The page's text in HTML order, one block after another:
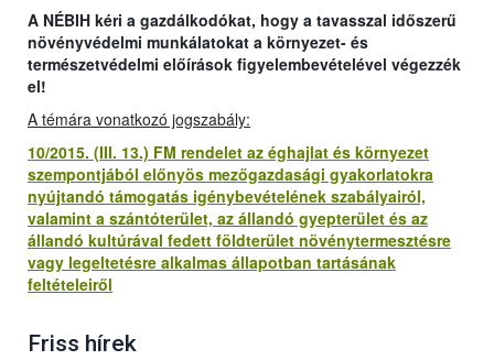
A NÉBIH kéri a gazdálkodókat, hogy a tavasszal időszerű
növényvédelmi munkálatokat a környezet- és
természetvédelmi előírások figyelembevételével végezzék
el!
A témára vonatkozó jogszabály:
10/2015. (III. 13.) FM rendelet az éghajlat és környezet
szempontjából előnyös mezőgazdasági gyakorlatokra
nyújtandó támogatás igénybevételének szabályairól,
valamint a szántóterület, az állandó gyepterület és az
állandó kultúrával fedett földterület növénytermesztésre
vagy legeltetésre alkalmas állapotban tartásának
feltételeiről
Friss hírek